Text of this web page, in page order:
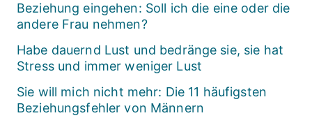
Beziehung eingehen: Soll ich die eine oder die
andere Frau nehmen?
Habe dauernd Lust und bedränge sie, sie hat
Stress und immer weniger Lust
Sie will mich nicht mehr: Die 11 häufigsten
Beziehungsfehler von Männern